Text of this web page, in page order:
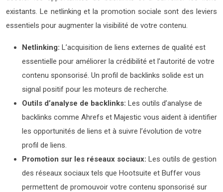
existants. Le netlinking et la promotion sociale sont des leviers
essentiels pour augmenter la visibilité de votre contenu.
Netlinking: L’acquisition de liens externes de qualité est
essentielle pour améliorer la crédibilité et l’autorité de votre
contenu sponsorisé. Un profil de backlinks solide est un
signal positif pour les moteurs de recherche.
Outils d’analyse de backlinks: Les outils d’analyse de
backlinks comme Ahrefs et Majestic vous aident à identifier
les opportunités de liens et à suivre l’évolution de votre
profil de liens.
Promotion sur les réseaux sociaux: Les outils de gestion
des réseaux sociaux tels que Hootsuite et Buffer vous
permettent de promouvoir votre contenu sponsorisé sur